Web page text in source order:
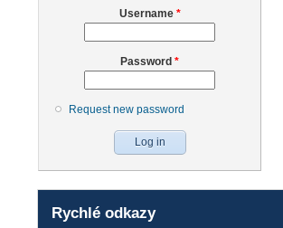
Username *
Password *
Request new password
Rychlé odkazy